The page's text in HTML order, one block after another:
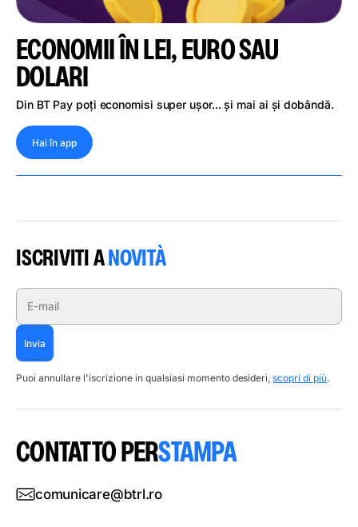
ECONOMII ÎN LEI, EURO SAU
DOLARI
Din BT Pay poți economisi super ușor... și mai ai și dobândă.
Hai în app
ISCRIVITI ANOVITÀ
E-mail
Invia
Puoi annullare l'iscrizione in qualsiasi momento desideri,scopri di più.
CONTATTO PERSTAMPA
comunicare@btrl.ro